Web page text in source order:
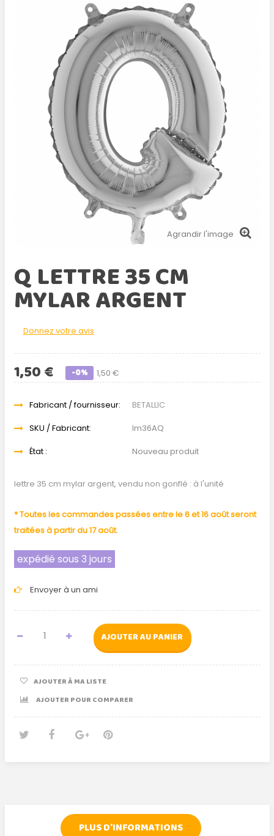
Agrandir l'image
Q LETTRE 35 CM
MYLAR ARGENT
Donnez votre avis
1,50 €
1,50 € -0%
Fabricant / fournisseur:
BETALLIC
SKU / Fabricant:
lm36AQ
État :
Nouveau produit
lettre 35 cm mylar argent, vendu non gonflé : à l'unité
* Toutes les commandes passées entre le 6 et 16 août seront
traitées à partir du 17 août.
expédié sous 3 jours
Envoyer à un ami
AJOUTER AU PANIER
AJOUTER À MA LISTE
AJOUTER POUR COMPARER
PLUS D'INFORMATIONS